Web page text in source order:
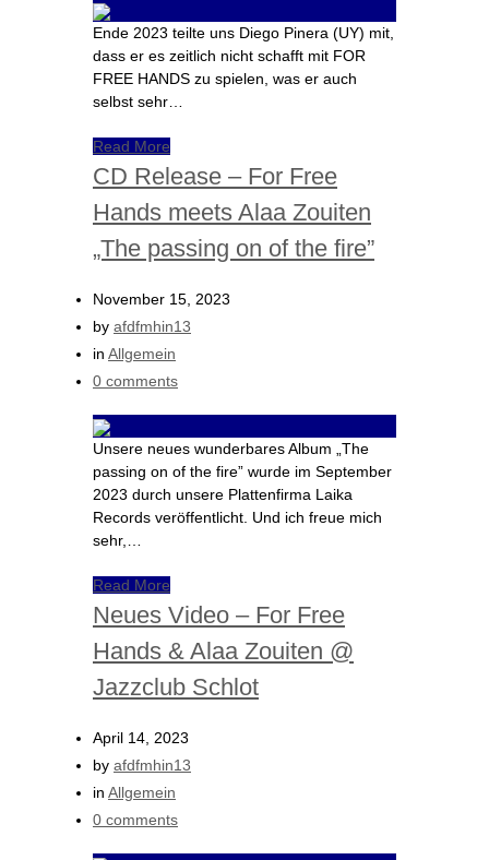
Ende 2023 teilte uns Diego Pinera (UY) mit,
dass er es zeitlich nicht schafft mit FOR
FREE HANDS zu spielen, was er auch
selbst sehr…
Read More
CD Release – For Free
Hands meets Alaa Zouiten
„The passing on of the fire”
November 15, 2023
by afdfmhin13
in Allgemein
0 comments
Unsere neues wunderbares Album „The
passing on of the fire” wurde im September
2023 durch unsere Plattenfirma Laika
Records veröffentlicht. Und ich freue mich
sehr,…
Read More
Neues Video – For Free
Hands & Alaa Zouiten @
Jazzclub Schlot
April 14, 2023
by afdfmhin13
in Allgemein
0 comments